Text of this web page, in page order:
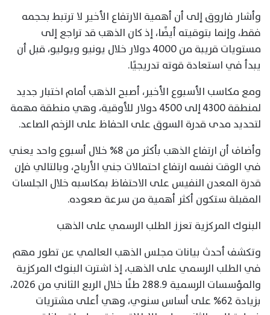
وأشار فاروق إلى أن أهمية الارتفاع الأخير لا ترتبط بحجمه
فقط، وإنما بتوقيته أيضًا، إذ كان الذهب قد تراجع إلى
مستويات قريبة من 4000 دولار خلال يونيو ويوليو، قبل أن
يبدأ في استعادة قوته تدريجيًا.
ومع مكاسب الأسبوع الأخير، أصبح الذهب أمام اختبار جديد
لمنطقة 4300 إلى 4500 دولار للأوقية، وهي منطقة مهمة
لتحديد مدى قدرة السوق على الحفاظ على الزخم الصاعد.
وأضاف أن ارتفاع الذهب بأكثر من 8% خلال أسبوع واحد يعني
في الوقت نفسه ارتفاع احتمالات جني الأرباح، وبالتالي فإن
قدرة المعدن النفيس على الاحتفاظ بمكاسبه خلال الجلسات
المقبلة ستكون أكثر أهمية من سرعة صعوده.
البنوك المركزية تعزز الطلب الرسمي على الذهب
وتكشف أحدث بيانات مجلس الذهب العالمي عن تطور مهم
في الطلب الرسمي على الذهب، إذ اشترت البنوك المركزية
والمؤسسات الرسمية 288.9 طنًا خلال الربع الثاني من 2026،
بزيادة 62% على أساس سنوي، وهي أعلى مشتريات